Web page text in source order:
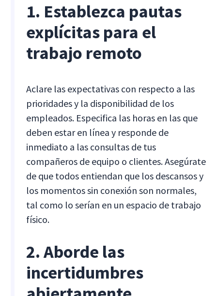
1. Establezca pautas
explícitas para el
trabajo remoto
Aclare las expectativas con respecto a las
prioridades y la disponibilidad de los
empleados. Especifica las horas en las que
deben estar en línea y responde de
inmediato a las consultas de tus
compañeros de equipo o clientes. Asegúrate
de que todos entiendan que los descansos y
los momentos sin conexión son normales,
tal como lo serían en un espacio de trabajo
físico.
2. Aborde las
incertidumbres